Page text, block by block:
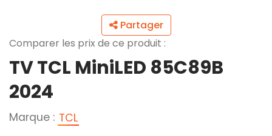
Partager
Comparer les prix de ce produit :
TV TCL MiniLED 85C89B
2024
Marque : TCL